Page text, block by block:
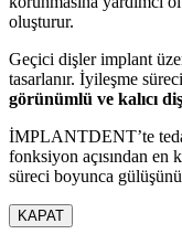
oluşturur.
Geçici dişler implant
tasarlanır. İyileşme
görünümlü ve kalıcı diş
İMPLANTDENT’te
fonksiyon açısından
süreci boyunca
KAPAT